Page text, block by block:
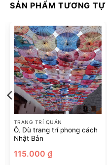
SẢN PHẨM TƯƠNG TỰ
TRANG TRÍ QUÁN
Ô, Dù trang trí phong cách
Nhật Bản
115.000 ₫